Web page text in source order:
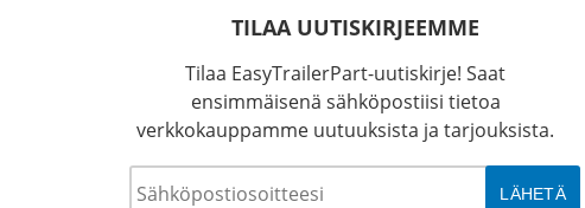
TILAA UUTISKIRJEEMME
Tilaa EasyTrailerPart-uutiskirje! Saat
ensimmäisenä sähköpostiisi tietoa
verkkokauppamme uutuuksista ja tarjouksista.